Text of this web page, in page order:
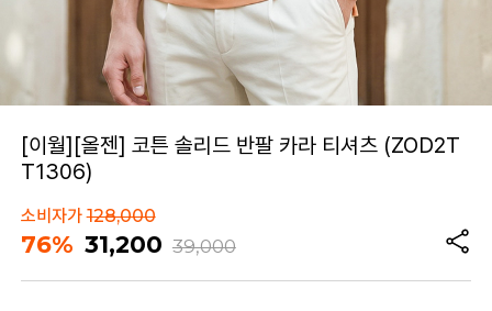
[이월][올젠] 코튼 솔리드 반팔 카라 티셔츠 (ZOD2T
T1306)
소비자가128,000
76% 31,200 39,000